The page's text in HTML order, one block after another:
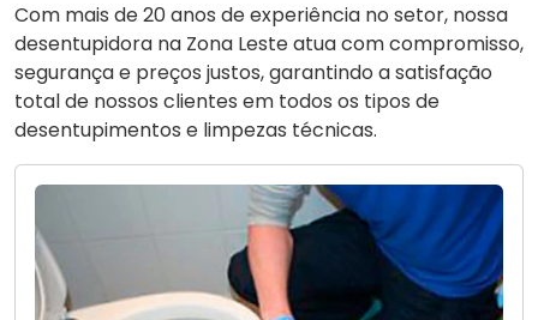
Com mais de 20 anos de experiência no setor, nossa
desentupidora na Zona Leste atua com compromisso,
segurança e preços justos, garantindo a satisfação
total de nossos clientes em todos os tipos de
desentupimentos e limpezas técnicas.